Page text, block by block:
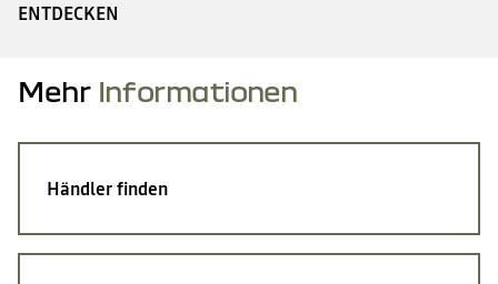
ENTDECKEN
Mehr Informationen
Händler finden